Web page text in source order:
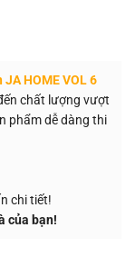
HOME VOL 6
chất lượng vượt
phẩm dễ dàng thi
chi tiết!
của bạn!